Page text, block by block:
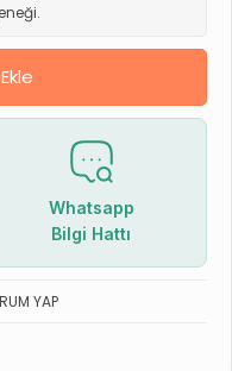
Whatsapp
Bilgi Hattı
YAP